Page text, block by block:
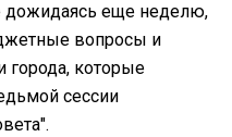
дожидаясь еще неделю,
вопросы и
города, которые
сессии